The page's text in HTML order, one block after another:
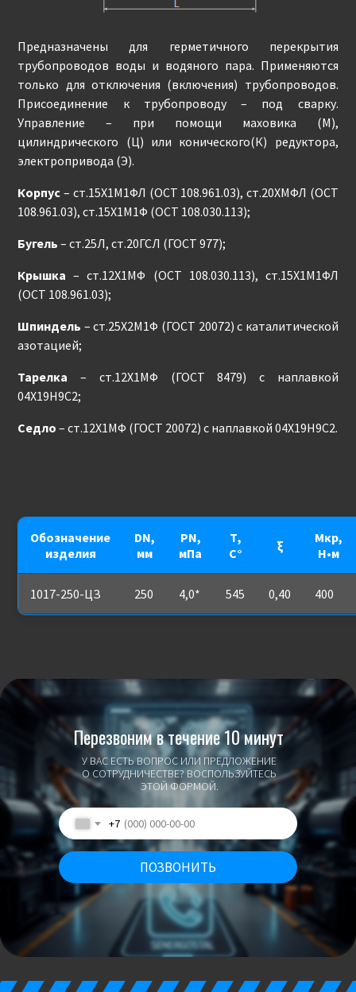
Предназначены для герметичного перекрытия
трубопроводов воды и водяного пара. Применяются
только для отключения (включения) трубопроводов.
Присоединение к трубопроводу – под сварку.
Управление – при помощи маховика (М),
цилиндрического (Ц) или конического(К) редуктора,
электропривода (Э).
Корпус – ст.15Х1М1ФЛ (ОСТ 108.961.03), ст.20ХМФЛ (ОСТ
108.961.03), ст.15Х1М1Ф (ОСТ 108.030.113);
Бугель – ст.25Л, ст.20ГСЛ (ГОСТ 977);
Крышка – ст.12Х1МФ (ОСТ 108.030.113), ст.15Х1М1ФЛ
(ОСТ 108.961.03);
Шпиндель – ст.25Х2М1Ф (ГОСТ 20072) с каталитической
азотацией;
Тарелка – ст.12Х1МФ (ГОСТ 8479) с наплавкой
04Х19Н9С2;
Седло – ст.12Х1МФ (ГОСТ 20072) с наплавкой 04Х19Н9С2.
Обозначение
изделия
DN,
мм
PN,
мПа
Т,
С°
ξ
Мкр,
Н•м
1017-250-ЦЗ 250 4,0* 545 0,40 400
У ВАС ЕСТЬ ВОПРОС ИЛИ ПРЕДЛОЖЕНИЕ
О СОТРУДНИЧЕСТВЕ? ВОСПОЛЬЗУЙТЕСЬ
ЭТОЙ ФОРМОЙ.
Перезвоним в течение 10 минут
+7
ПОЗВОНИТЬ